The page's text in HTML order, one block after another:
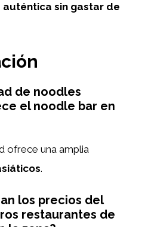
sin gastar de
de noodles
el noodle bar en
ofrece una amplia
.
los precios del
restaurantes de